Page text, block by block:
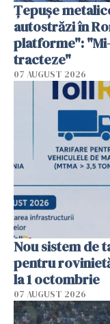
Țepușe
autostrăzi în
platforme":
tracteze"
07 AUGUST 2026
Nou sistem de
pentru
la 1 octombrie
07 AUGUST 2026